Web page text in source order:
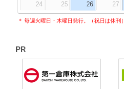
24
25 26 27
＊ 毎週火曜日・木曜日発行。（祝日は休刊）